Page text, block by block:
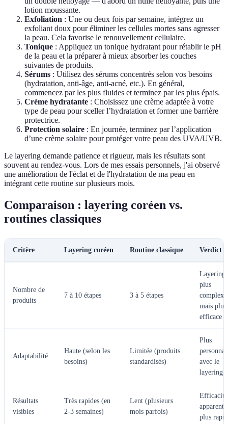
lotion moussante.
Exfoliation : Une ou deux fois par semaine, intégrez un
exfoliant doux pour éliminer les cellules mortes sans agresser
la peau. Cela favorise le renouvellement cellulaire.
Tonique : Appliquez un tonique hydratant pour rétablir le pH
de la peau et la préparer à mieux absorber les couches
suivantes de produits.
Sérums : Utilisez des sérums concentrés selon vos besoins
(hydratation, anti-âge, anti-acné, etc.). En général,
commencez par les plus fluides et terminez par les plus épais.
Crème hydratante : Choisissez une crème adaptée à votre
type de peau pour sceller l’hydratation et former une barrière
protectrice.
Protection solaire : En journée, terminez par l’application
d’une crème solaire pour protéger votre peau des UVA/UVB.
Le layering demande patience et rigueur, mais les résultats sont
souvent au rendez-vous. Lors de mes essais personnels, j'ai observé
une amélioration de l'éclat et de l'hydratation de ma peau en
intégrant cette routine sur plusieurs mois.
Comparaison : layering coréen vs.
routines classiques
Critère Layering coréen Routine classique Verdict
Nombre de
produits
7 à 10 étapes 3 à 5 étapes
Layering
plus
complexe
mais plus
efficace
Adaptabilité
Haute (selon les
besoins)
Limitée (produits
standardisés)
Plus
avec le
layering
Résultats
visibles
Très rapides (en
2-3 semaines)
Lent (plusieurs
mois parfois)
Efficacité
apparente
plus